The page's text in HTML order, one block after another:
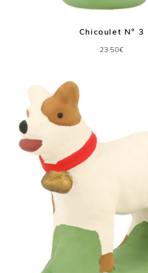
Chicoulet N° 3
23.50€